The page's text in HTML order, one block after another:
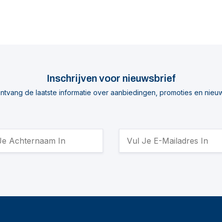
Inschrijven voor nieuwsbrief
de laatste informatie over aanbiedingen, promoties en